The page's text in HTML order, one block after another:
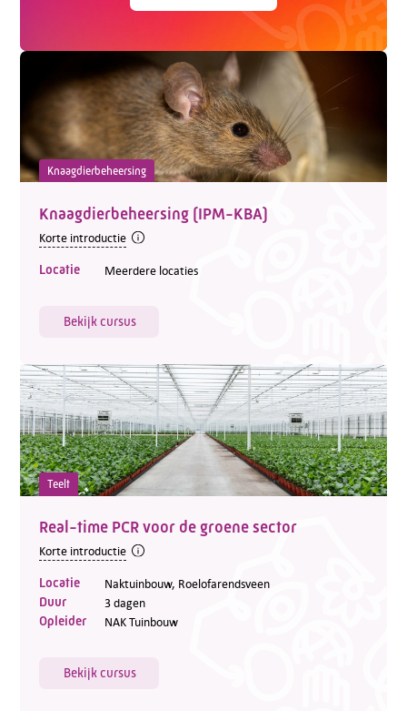
Knaagdierbeheersing
Knaagdierbeheersing (IPM-KBA)
Korte introductie
Locatie Meerdere locaties
Bekijk cursus
Teelt
Real-time PCR voor de groene sector
Korte introductie
Locatie Naktuinbouw, Roelofarendsveen
Duur 3 dagen
Opleider NAK Tuinbouw
Bekijk cursus